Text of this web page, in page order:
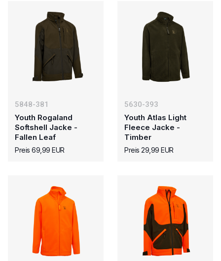
5848-381
Youth Rogaland
Softshell Jacke -
Fallen Leaf
Preis 69,99 EUR
5630-393
Youth Atlas Light
Fleece Jacke -
Timber
Preis 29,99 EUR